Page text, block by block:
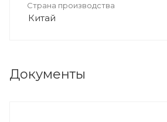
Страна производства
Китай
Документы